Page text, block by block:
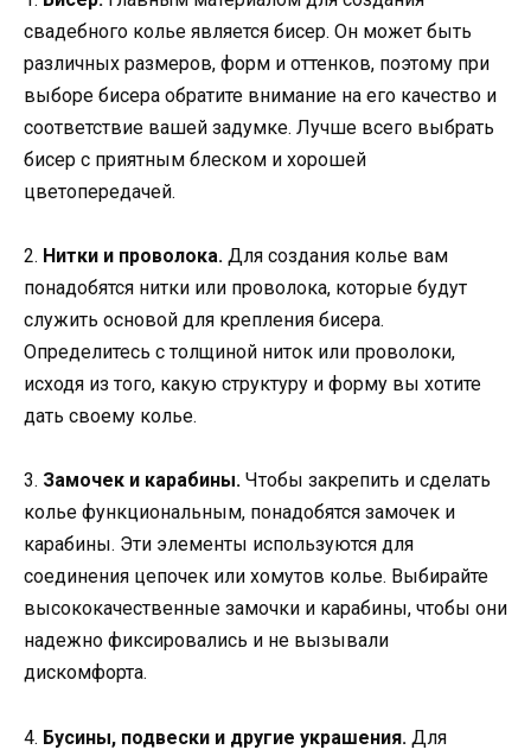
свадебного колье является бисер. Он может быть
различных размеров, форм и оттенков, поэтому при
выборе бисера обратите внимание на его качество и
соответствие вашей задумке. Лучше всего выбрать
бисер с приятным блеском и хорошей
цветопередачей.
2. Нитки и проволока. Для создания колье вам
понадобятся нитки или проволока, которые будут
служить основой для крепления бисера.
Определитесь с толщиной ниток или проволоки,
исходя из того, какую структуру и форму вы хотите
дать своему колье.
3. Замочек и карабины. Чтобы закрепить и сделать
колье функциональным, понадобятся замочек и
карабины. Эти элементы используются для
соединения цепочек или хомутов колье. Выбирайте
высококачественные замочки и карабины, чтобы они
надежно фиксировались и не вызывали
дискомфорта.
4. Бусины, подвески и другие украшения. Для